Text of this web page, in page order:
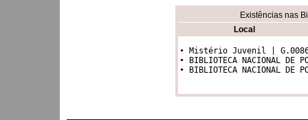
Existências nas
Local
• Mistério Juvenil |
• BIBLIOTECA NACIONAL DE
• BIBLIOTECA NACIONAL DE